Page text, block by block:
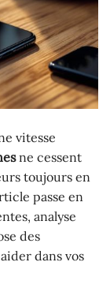
vitesse
ne cessent
toujours en
passe en
analyse
des
dans vos